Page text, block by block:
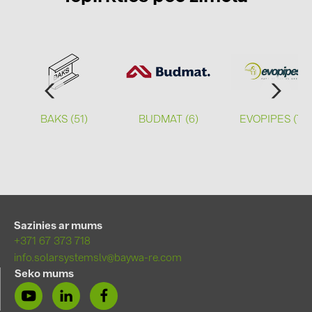
BAKS (51) BUDMAT (6) EVOPIPES (7)
Sazinies ar mums
+371 67 373 718
info.solarsystemslv@baywa-re.com
Seko mums